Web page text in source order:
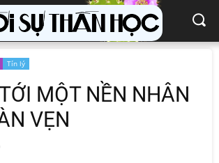
Tín lý
MỘT NỀN NHÂN
VẸN